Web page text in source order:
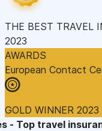
THE BEST TRAVEL
2023
AWARDS
European Contact
GOLD WINNER 2023
- Top travel